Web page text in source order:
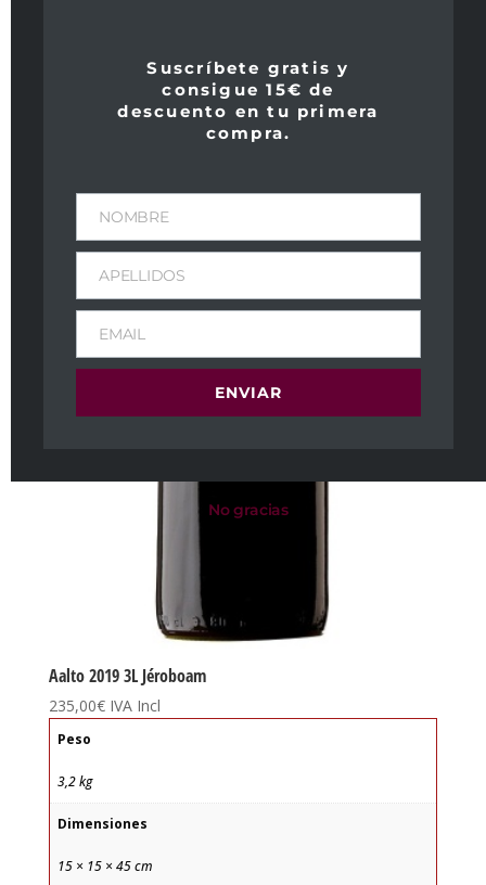
Aalto 2019 3L Jéroboam
235,00€ IVA Incl
Peso
3,2 kg
Dimensiones
15 × 15 × 45 cm
Suscríbete gratis y
consigue 15€ de
descuento en tu primera
compra.
NOMBRE
APELLIDOS
EMAIL
ENVIAR
No gracias